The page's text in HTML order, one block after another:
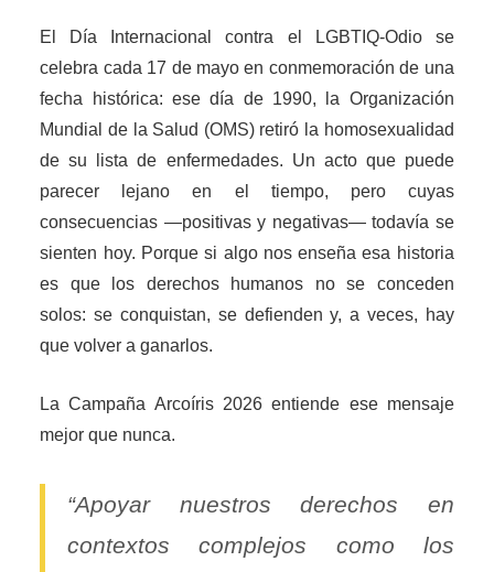
El Día Internacional contra el LGBTIQ-Odio se
celebra cada 17 de mayo en conmemoración de una
fecha histórica: ese día de 1990, la Organización
Mundial de la Salud (OMS) retiró la homosexualidad
de su lista de enfermedades. Un acto que puede
parecer lejano en el tiempo, pero cuyas
consecuencias —positivas y negativas— todavía se
sienten hoy. Porque si algo nos enseña esa historia
es que los derechos humanos no se conceden
solos: se conquistan, se defienden y, a veces, hay
que volver a ganarlos.
La Campaña Arcoíris 2026 entiende ese mensaje
mejor que nunca.
“Apoyar nuestros derechos en
contextos complejos como los